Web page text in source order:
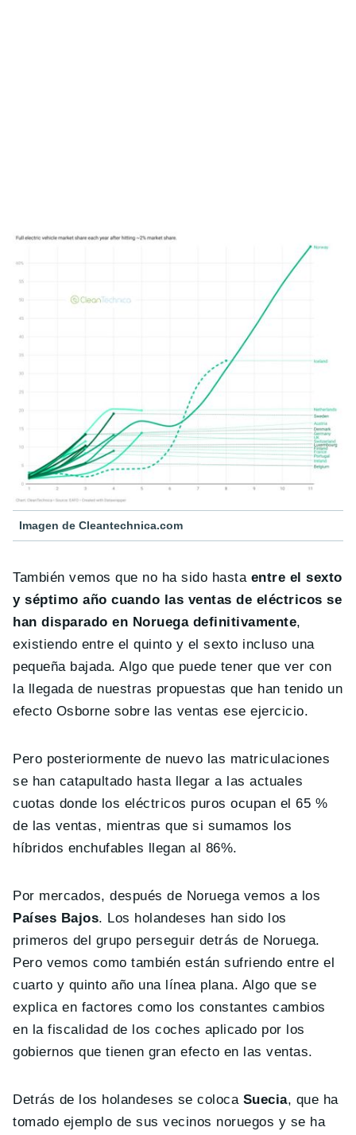
Imagen de Cleantechnica.com
También vemos que no ha sido hasta entre el sexto
y séptimo año cuando las ventas de eléctricos se
han disparado en Noruega definitivamente,
existiendo entre el quinto y el sexto incluso una
pequeña bajada. Algo que puede tener que ver con
la llegada de nuestras propuestas que han tenido un
efecto Osborne sobre las ventas ese ejercicio.
Pero posteriormente de nuevo las matriculaciones
se han catapultado hasta llegar a las actuales
cuotas donde los eléctricos puros ocupan el 65 %
de las ventas, mientras que si sumamos los
híbridos enchufables llegan al 86%.
Por mercados, después de Noruega vemos a los
Países Bajos. Los holandeses han sido los
primeros del grupo perseguir detrás de Noruega.
Pero vemos como también están sufriendo entre el
cuarto y quinto año una línea plana. Algo que se
explica en factores como los constantes cambios
en la fiscalidad de los coches aplicado por los
gobiernos que tienen gran efecto en las ventas.
Detrás de los holandeses se coloca Suecia, que ha
tomado ejemplo de sus vecinos noruegos y se ha